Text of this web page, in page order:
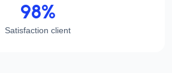
98%
Satisfaction client